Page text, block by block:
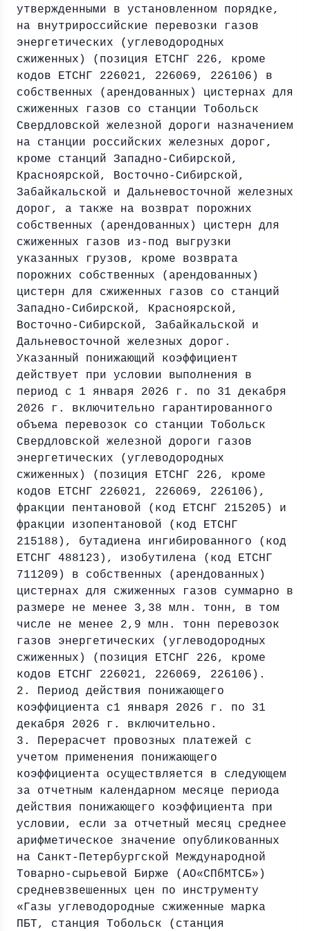
утвержденными в установленном порядке,
на внутрироссийские перевозки газов
энергетических (углеводородных
сжиженных) (позиция ЕТСНГ 226, кроме
кодов ЕТСНГ 226021, 226069, 226106) в
собственных (арендованных) цистернах для
сжиженных газов со станции Тобольск
Свердловской железной дороги назначением
на станции российских железных дорог,
кроме станций Западно-Сибирской,
Красноярской, Восточно-Сибирской,
Забайкальской и Дальневосточной железных
дорог, а также на возврат порожних
собственных (арендованных) цистерн для
сжиженных газов из-под выгрузки
указанных грузов, кроме возврата
порожних собственных (арендованных)
цистерн для сжиженных газов со станций
Западно-Сибирской, Красноярской,
Восточно-Сибирской, Забайкальской и
Дальневосточной железных дорог.
Указанный понижающий коэффициент
действует при условии выполнения в
период с 1 января 2026 г. по 31 декабря
2026 г. включительно гарантированного
объема перевозок со станции Тобольск
Свердловской железной дороги газов
энергетических (углеводородных
сжиженных) (позиция ЕТСНГ 226, кроме
кодов ЕТСНГ 226021, 226069, 226106),
фракции пентановой (код ЕТСНГ 215205) и
фракции изопентановой (код ЕТСНГ
215188), бутадиена ингибированного (код
ЕТСНГ 488123), изобутилена (код ЕТСНГ
711209) в собственных (арендованных)
цистернах для сжиженных газов суммарно в
размере не менее 3,38 млн. тонн, в том
числе не менее 2,9 млн. тонн перевозок
газов энергетических (углеводородных
сжиженных) (позиция ЕТСНГ 226, кроме
кодов ЕТСНГ 226021, 226069, 226106).
2. Период действия понижающего
коэффициента с1 января 2026 г. по 31
декабря 2026 г. включительно.
3. Перерасчет провозных платежей с
учетом применения понижающего
коэффициента осуществляется в следующем
за отчетным календарном месяце периода
действия понижающего коэффициента при
условии, если за отчетный месяц среднее
арифметическое значение опубликованных
на Санкт-Петербургской Международной
Товарно-сырьевой Бирже (АО«СПбМТСБ»)
средневзвешенных цен по инструменту
«Газы углеводородные сжиженные марка
ПБТ, станция Тобольск (станция